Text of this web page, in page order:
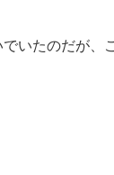
いたのだが、